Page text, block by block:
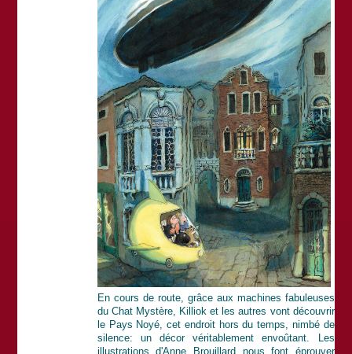
En cours de route, grâce aux machines fabuleuses
du Chat Mystère, Killiok et les autres vont découvrir
le Pays Noyé, cet endroit hors du temps, nimbé de
silence: un décor véritablement envoûtant. Les
illustrations d'Anne Brouillard nous font éprouver